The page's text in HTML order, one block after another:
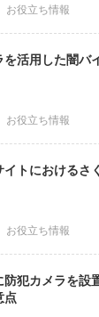
お役立ち情報
を活用した闇バ
お役立ち情報
イトにおけるさ
お役立ち情報
防犯カメラを設
点